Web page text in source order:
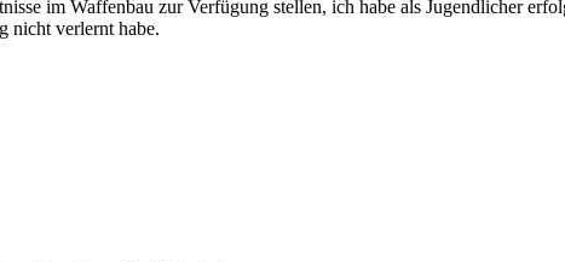
im Waffenbau zur Verfügung stellen, ich habe als Jugendlicher
nicht verlernt habe.